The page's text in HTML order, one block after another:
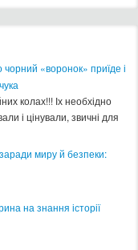
«воронок» приїде і
колах!!! Іх необхідно
і цінували, звичні для
миру й безпеки:
на знання історії